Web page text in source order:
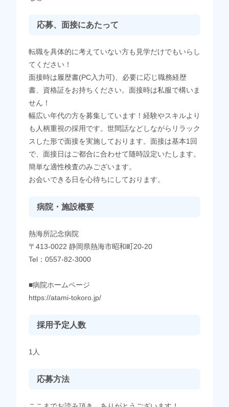
応募、面接にあたって
転職を具体的に考えていない方も見学だけでもいらし
てください！
面接時は履歴書(PC入力可)、必要に応じ職務経歴
書、資格証をお持ちください。面接時は私服で構いま
せん！
幅広い年代の方を募集しています！経験やスキルより
も人柄重視の採用です。世間話などしながらリラック
スした形で面接を実施しております。面接は基本1回
で、面接日はご都合に合わせて随時設定いたします。
簡単な適性検査のみございます。
お会いできる日を心待ちにしております。
病院・施設概要
熱海所記念病院
〒413-0022 静岡県熱海市昭和町20-20
Tel：0557-82-3000
■病院ホームページ
https://atami-tokoro.jp/
採用予定人数
1人
応募方法